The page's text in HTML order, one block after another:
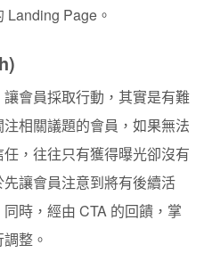
Landing Page。
會員採取行動，其實是有難
相關議題的會員，如果無法
，往往只有獲得曝光卻沒有
讓會員注意到將有後續活
時，經由 CTA 的回饋，掌
整。